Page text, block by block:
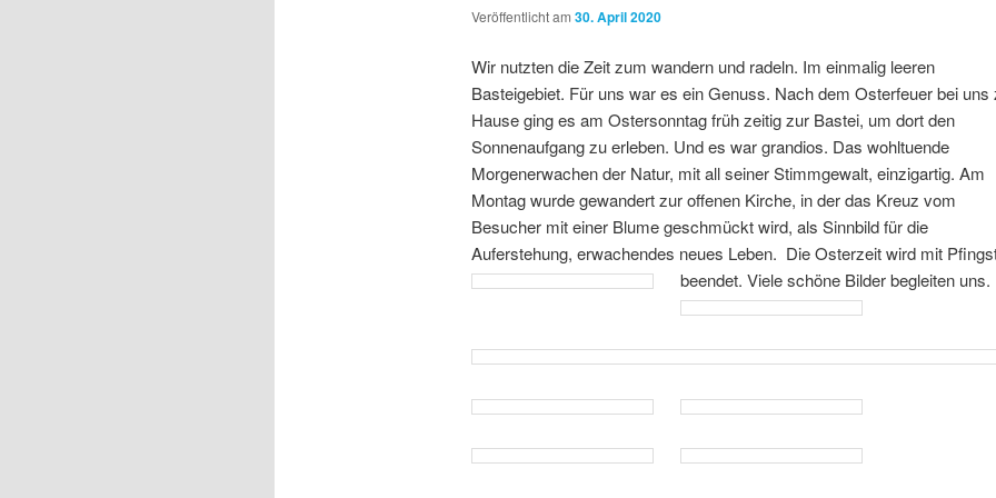
Veröffentlicht am 30. April 2020
Wir nutzten die Zeit zum wandern und radeln. Im einmalig leeren
Basteigebiet. Für uns war es ein Genuss. Nach dem Osterfeuer bei uns
Hause ging es am Ostersonntag früh zeitig zur Bastei, um dort den
Sonnenaufgang zu erleben. Und es war grandios. Das wohltuende
Morgenerwachen der Natur, mit all seiner Stimmgewalt, einzigartig. Am
Montag wurde gewandert zur offenen Kirche, in der das Kreuz vom
Besucher mit einer Blume geschmückt wird, als Sinnbild für die
Auferstehung, erwachendes neues Leben. Die Osterzeit wird mit
beendet. Viele schöne Bilder begleiten uns.